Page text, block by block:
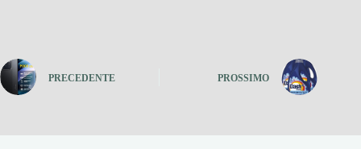
PRECEDENTE PROSSIMO